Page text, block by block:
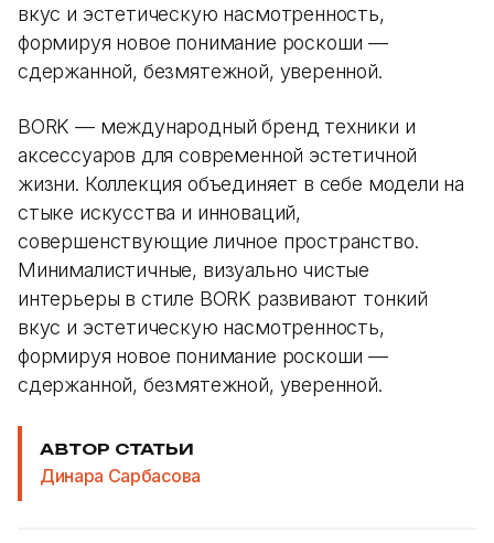
вкус и эстетическую насмотренность,
формируя новое понимание роскоши —
сдержанной, безмятежной, уверенной.
BORK — международный бренд техники и
аксессуаров для современной эстетичной
жизни. Коллекция объединяет в себе модели на
стыке искусства и инноваций,
совершенствующие личное пространство.
Минималистичные, визуально чистые
интерьеры в стиле BORK развивают тонкий
вкус и эстетическую насмотренность,
формируя новое понимание роскоши —
сдержанной, безмятежной, уверенной.
АВТОР СТАТЬИ
Динара Сарбасова